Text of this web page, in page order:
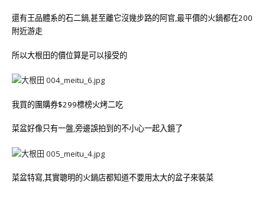
還有王品體系的石二鍋,甚至離它沒幾步路的阿官,最平價的火鍋都在200
附近游走
所以大根田的價位算是可以接受的
我買的團購券$299標榜火烤二吃
菜盆好像只有一盤,旁邊誤拍到的不小心一起入鏡了
菜盆特寫,其實聰明的火鍋店都知道不要用太大的盆子來裝菜